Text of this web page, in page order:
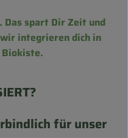
spart Dir Zeit und
integrieren dich in
für unser